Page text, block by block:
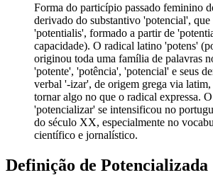
Forma do particípio passado feminino
derivado do substantivo 'potencial',
'potentialis', formado a partir de
capacidade). O radical latino 'potens'
originou toda uma família de palavras
'potente', 'potência', 'potencial' e seus
verbal '-izar', de origem grega via latim,
tornar algo no que o radical expressa.
'potencializar' se intensificou no
do século XX, especialmente no
científico e jornalístico.
Definição de Potencializada